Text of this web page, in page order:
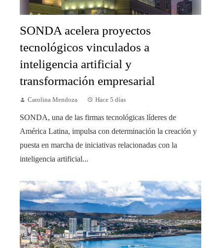
SONDA acelera proyectos
tecnológicos vinculados a
inteligencia artificial y
transformación empresarial
Carolina Mendoza Hace 5 días
SONDA, una de las firmas tecnológicas líderes de
América Latina, impulsa con determinación la creación y
puesta en marcha de iniciativas relacionadas con la
inteligencia artificial...